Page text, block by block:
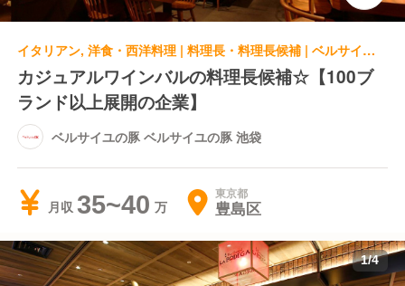
イタリアン, 洋食・西洋料理 | 料理長・料理長候補 | ベルサイユの豚 ベルサイユの豚 池袋
カジュアルワインバルの料理長候補☆【100ブ
ランド以上展開の企業】
ベルサイユの豚 ベルサイユの豚 池袋
月収 35~40 東京都
豊島区
1/4